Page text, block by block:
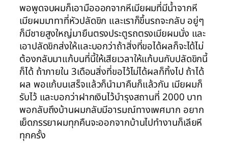
พอพูดจบผมก็เอามือออกจากหีเมียผมที่มีน้ำจากหี
เมียผมมาทาที่หัวปลัดขิก และเราก็ขึ้นรถจะกลับ อยู่ๆ
ก็มีชายสูงใหญ่มายืนตรงประตูรถตรงเมียผมนั่ง และ
เอาปลัดขิกส่งให้และบอกว่าถ้าสิ่งที่ขอได้ผลก็จะได้ไม่
ต้องกลับมาแก้บนที่นี้ให้เสียเวลาให้แก้บนกับปลัดขิกนี้
ก็ได้ ถ้าภายใน 3เดือนสิ่งที่ขอไว้ไม่ได้ผลก็ทิ้งไป ถ้าได้
ผล พอแก้บนเสร็จแล้วก็นำมาคืนก็แล้วกัน เมียผมก็
รับไว้ และบอกว่าฝากเงินไว้บำรุงสถานที่ 2000 บาท
พอกลับถึงบ้านผมกลับมีอารมณ์ทางเพศมาก อยาก
เย็ดภรรยาผมทุกคืนจะออกจากบ้านไปทำงานก็เลียหี
ทุกครั้ง